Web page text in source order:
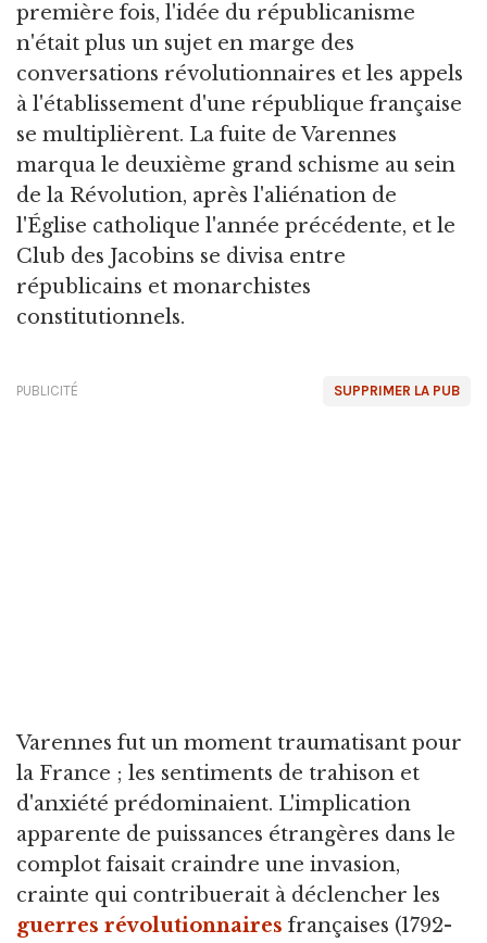
première fois, l'idée du républicanisme
n'était plus un sujet en marge des
conversations révolutionnaires et les appels
à l'établissement d'une république française
se multiplièrent. La fuite de Varennes
marqua le deuxième grand schisme au sein
de la Révolution, après l'aliénation de
l'Église catholique l'année précédente, et le
Club des Jacobins se divisa entre
républicains et monarchistes
constitutionnels.
SUPPRIMER LA PUB
PUBLICITÉ
Varennes fut un moment traumatisant pour
la France ; les sentiments de trahison et
d'anxiété prédominaient. L'implication
apparente de puissances étrangères dans le
complot faisait craindre une invasion,
crainte qui contribuerait à déclencher les
guerres révolutionnaires françaises (1792-